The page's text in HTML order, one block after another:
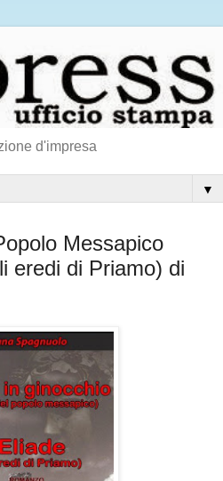
d'impresa
▼
Messapico
eredi di Priamo) di